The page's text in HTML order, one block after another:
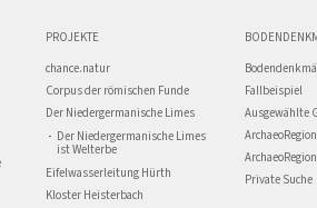
PROJEKTE
chance.natur
Corpus der römischen Funde
Der Niedergermanische Limes
Der Niedergermanische Limes
ist Welterbe
Eifelwasserleitung Hürth
Kloster Heisterbach
Fallbeispiel
Ausgewählte
Private Suche